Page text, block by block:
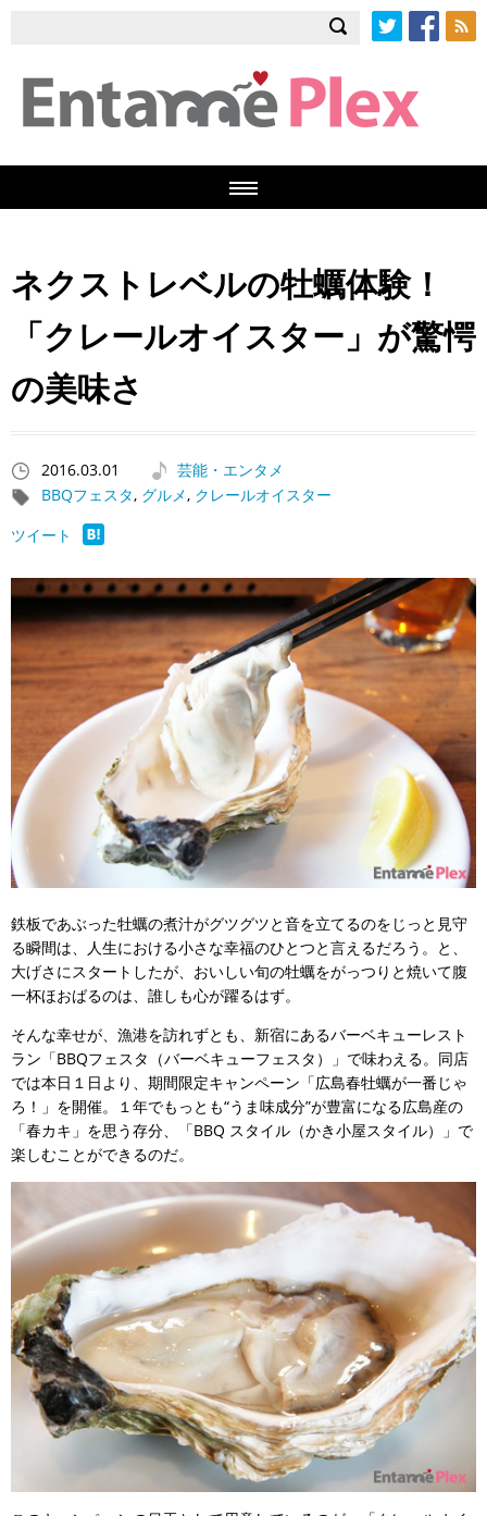
ネクストレベルの牡蠣体験！
「クレールオイスター」が驚愕
の美味さ
2016.03.01
芸能・エンタメ
BBQフェスタ, グルメ, クレールオイスター
ツイート
鉄板であぶった牡蠣の煮汁がグツグツと音を立てるのをじっと見守
る瞬間は、人生における小さな幸福のひとつと言えるだろう。と、
大げさにスタートしたが、おいしい旬の牡蠣をがっつりと焼いて腹
一杯ほおばるのは、誰しも心が躍るはず。
そんな幸せが、漁港を訪れずとも、新宿にあるバーベキューレスト
ラン「BBQフェスタ（バーベキューフェスタ）」で味わえる。同店
では本日１日より、期間限定キャンペーン「広島春牡蠣が一番じゃ
ろ！」を開催。１年でもっとも“うま味成分”が豊富になる広島産の
「春カキ」を思う存分、「BBQ スタイル（かき小屋スタイル）」で
楽しむことができるのだ。